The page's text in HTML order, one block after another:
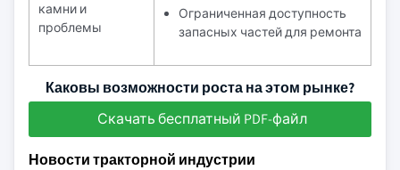
камни и
проблемы
Ограниченная доступность
запасных частей для ремонта
Каковы возможности роста на этом рынке?
Скачать бесплатный PDF-файл
Новости тракторной индустрии